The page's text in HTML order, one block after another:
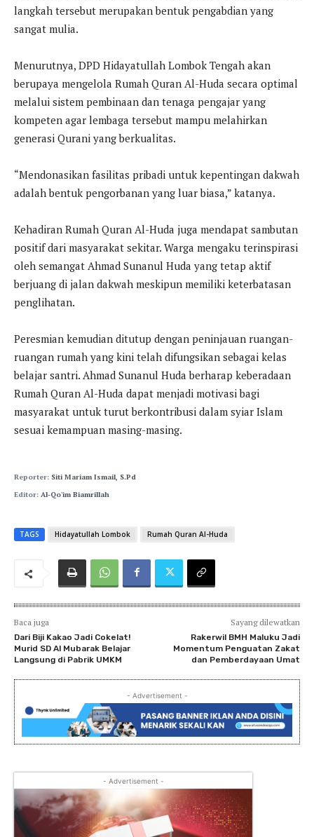
langkah tersebut merupakan bentuk pengabdian yang
sangat mulia.
Menurutnya, DPD Hidayatullah Lombok Tengah akan
berupaya mengelola Rumah Quran Al-Huda secara optimal
melalui sistem pembinaan dan tenaga pengajar yang
kompeten agar lembaga tersebut mampu melahirkan
generasi Qurani yang berkualitas.
“Mendonasikan fasilitas pribadi untuk kepentingan dakwah
adalah bentuk pengorbanan yang luar biasa,” katanya.
Kehadiran Rumah Quran Al-Huda juga mendapat sambutan
positif dari masyarakat sekitar. Warga mengaku terinspirasi
oleh semangat Ahmad Sunanul Huda yang tetap aktif
berjuang di jalan dakwah meskipun memiliki keterbatasan
penglihatan.
Peresmian kemudian ditutup dengan peninjauan ruangan-
ruangan rumah yang kini telah difungsikan sebagai kelas
belajar santri. Ahmad Sunanul Huda berharap keberadaan
Rumah Quran Al-Huda dapat menjadi motivasi bagi
masyarakat untuk turut berkontribusi dalam syiar Islam
sesuai kemampuan masing-masing.
Reporter: Siti Mariam Ismail, S.Pd
Editor: Al-Qo'im Biamrillah
TAGS Hidayatullah Lombok Rumah Quran Al-Huda
Baca juga
Dari Biji Kakao Jadi Cokelat!
Murid SD Al Mubarak Belajar
Langsung di Pabrik UMKM
Sayang dilewatkan
Rakerwil BMH Maluku Jadi
Momentum Penguatan Zakat
dan Pemberdayaan Umat
- Advertisement -
- Advertisement -